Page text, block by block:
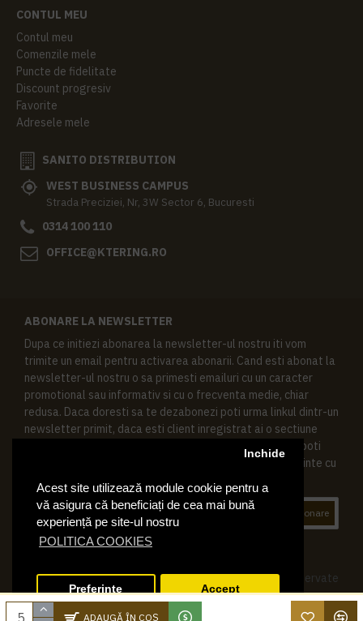
Acest site utilizează module cookie pentru a
vă asigura că beneficiați de cea mai bună
experiență pe site-ul nostru
POLITICA COOKIES
Inchide
Preferinte Accept
ADAUGĂ ÎN COŞ
CONTUL MEU
Contul meu
Comenzile mele
Puncte de fidelitate
Discount progresiv
Favorite
Adresele mele
SANITO DISTRIBUTION
WEST BUSINESS CAMPUS
Strada Preciziei, Nr, 3W Sector 6, Bucuresti
0314 100 110
OFFICE@KTERING.RO
ABONARE LA NEWSLETTER
Dupa ce initiezi abonarea la newsletter-ul nostru iti vom
trimite un email pentru activarea abonarii. Cand esti abonat la
newsletter-ul nostru o sa primesti emailuri cu un caracter
promotional sau informativ si cu o frecventa medie, chiar
redusa. Daca doresti sa te dezabonezi poti urma linkul dintr-un
newsletter primit, daca esti client inregistrat ai o sectiune
speciala in contul tau in acest scop, si de asemenea ne poti
contacta oricand pe email pentru orice intrebari sau cerinte cu
Abonare
© 2019 Ktering.ro , Toate drepturile rezervate